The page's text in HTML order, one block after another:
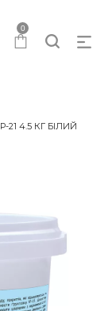
0
21 4.5 КГ БІЛИЙ